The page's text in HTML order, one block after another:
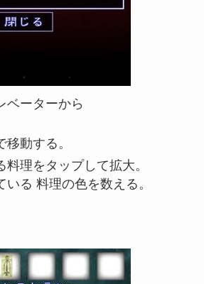
ベーターから
動する。
料理をタップして拡大。
いる 料理の色を数える。